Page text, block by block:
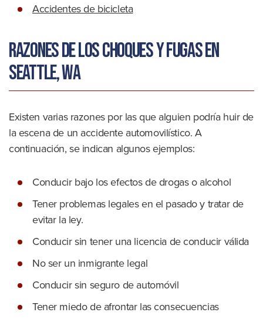
Accidentes de bicicleta
Razones de los choques y fugas en
Seattle, WA
Existen varias razones por las que alguien podría huir de
la escena de un accidente automovilístico. A
continuación, se indican algunos ejemplos:
Conducir bajo los efectos de drogas o alcohol
Tener problemas legales en el pasado y tratar de
evitar la ley.
Conducir sin tener una licencia de conducir válida
No ser un inmigrante legal
Conducir sin seguro de automóvil
Tener miedo de afrontar las consecuencias